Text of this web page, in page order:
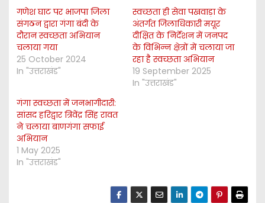
गणेश घाट पर भाजपा जिला
संगठन द्वारा गंगा बंदी के
दौरान स्वच्छता अभियान
चलाया गया
25 October 2024
In "उत्तराखंड"
स्वच्छता ही सेवा पखवाड़ा के
अंतर्गत जिलाधिकारी मयूर
दीक्षित के निर्देशन में जनपद
के विभिन्न क्षेत्रों में चलाया जा
रहा है स्वच्छता अभियान
19 September 2025
In "उत्तराखंड"
गंगा स्वच्छता में जनभागीदारी:
सांसद हरिद्वार त्रिवेंद्र सिंह रावत
ने चलाया बाणगंगा सफाई
अभियान
1 May 2025
In "उत्तराखंड"